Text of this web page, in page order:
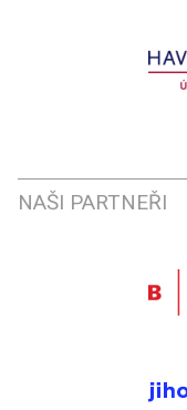
NAŠI PARTNEŘI